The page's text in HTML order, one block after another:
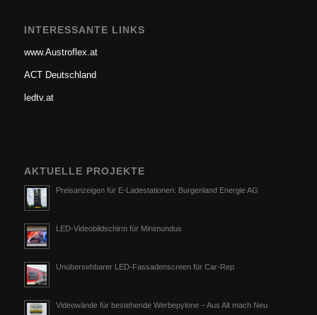
INTERESSANTE LINKS
www.Austroflex.at
ACT Deutschland
ledtv.at
AKTUELLE PROJEKTE
Preisanzeigen für E-Ladestationen: Burgenland Energie AG
LED-Videobildschirm für Minimundus
Unübersehbarer LED-Fassadenscreen für Car-Rep
Videowände für bestehende Werbepylone – Aus Alt mach Neu